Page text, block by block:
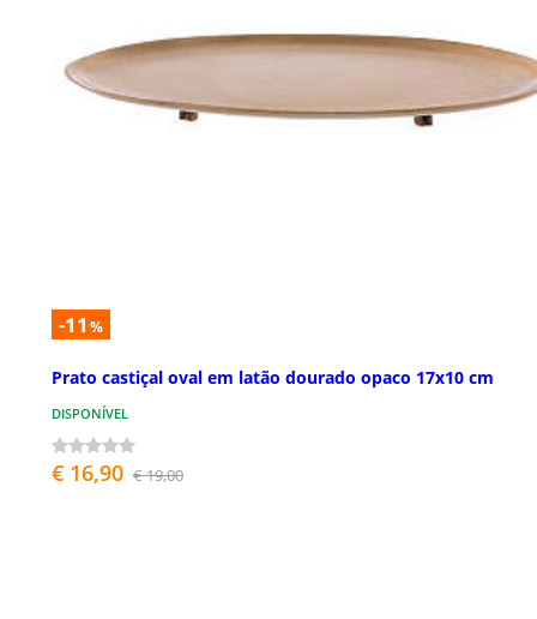
-11 %
Prato castiçal oval em latão dourado opaco 17x10 cm
DISPONÍVEL
€ 16,90 € 19,00